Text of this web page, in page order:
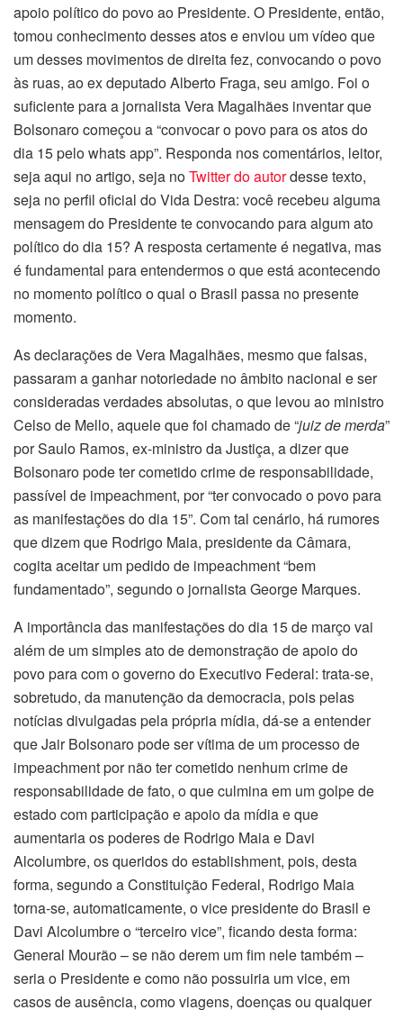
apoio político do povo ao Presidente. O Presidente, então,
tomou conhecimento desses atos e enviou um vídeo que
um desses movimentos de direita fez, convocando o povo
às ruas, ao ex deputado Alberto Fraga, seu amigo. Foi o
suficiente para a jornalista Vera Magalhães inventar que
Bolsonaro começou a “convocar o povo para os atos do
dia 15 pelo whats app”. Responda nos comentários, leitor,
seja aqui no artigo, seja noTwitter do autordesse texto,
seja no perfil oficial do Vida Destra: você recebeu alguma
mensagem do Presidente te convocando para algum ato
político do dia 15? A resposta certamente é negativa, mas
é fundamental para entendermos o que está acontecendo
no momento político o qual o Brasil passa no presente
momento.
As declarações de Vera Magalhães, mesmo que falsas,
passaram a ganhar notoriedade no âmbito nacional e ser
consideradas verdades absolutas, o que levou ao ministro
Celso de Mello, aquele que foi chamado de “juiz de merda”
por Saulo Ramos, ex-ministro da Justiça, a dizer que
Bolsonaro pode ter cometido crime de responsabilidade,
passível de impeachment, por “ter convocado o povo para
as manifestações do dia 15”. Com tal cenário, há rumores
que dizem que Rodrigo Maia, presidente da Câmara,
cogita aceitar um pedido de impeachment “bem
fundamentado”, segundo o jornalista George Marques.
A importância das manifestações do dia 15 de março vai
além de um simples ato de demonstração de apoio do
povo para com o governo do Executivo Federal: trata-se,
sobretudo, da manutenção da democracia, pois pelas
notícias divulgadas pela própria mídia, dá-se a entender
que Jair Bolsonaro pode ser vítima de um processo de
impeachment por não ter cometido nenhum crime de
responsabilidade de fato, o que culmina em um golpe de
estado com participação e apoio da mídia e que
aumentaria os poderes de Rodrigo Maia e Davi
Alcolumbre, os queridos do establishment, pois, desta
forma, segundo a Constituição Federal, Rodrigo Maia
torna-se, automaticamente, o vice presidente do Brasil e
Davi Alcolumbre o “terceiro vice”, ficando desta forma:
General Mourão – se não derem um fim nele também –
seria o Presidente e como não possuiria um vice, em
casos de ausência, como viagens, doenças ou qualquer